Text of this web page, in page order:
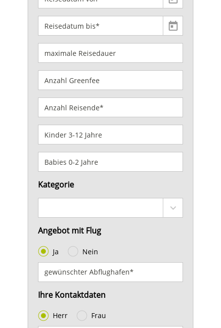
Kategorie
Angebot mit Flug
Ja Nein
Ihre Kontaktdaten
Herr Frau